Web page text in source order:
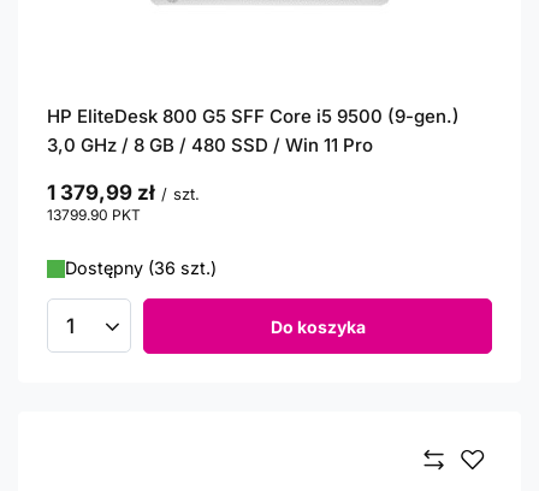
HP EliteDesk 800 G5 SFF Core i5 9500 (9-gen.)
3,0 GHz / 8 GB / 480 SSD / Win 11 Pro
1 379,99 zł / szt.
13799.90 PKT
Dostępny (36 szt.)
Ilość produktów Do koszyka